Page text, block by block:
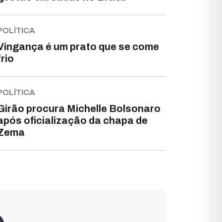
é um prato que se come
procura Michelle Bolsonaro
oficialização da chapa de